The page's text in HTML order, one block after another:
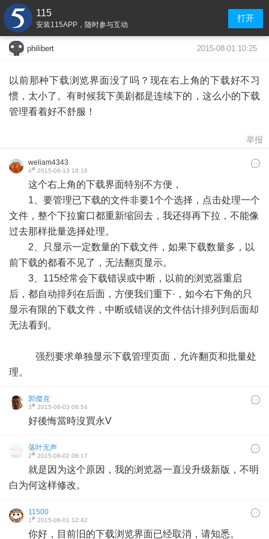
115
安装115APP，随时参与互动
打开
philibert 2015-08-01 10:25
以前那种下载浏览界面没了吗？现在右上角的下载好不习
惯，太小了。有时候我下美剧都是连续下的，这么小的下载
管理看着好不舒服！
举报
weliam4343
4# 2015-08-13 18:16
这个右上角的下载界面特别不方便，
1、要管理已下载的文件非要1个个选择，点击处理一个
文件，整个下拉窗口都重新缩回去，我还得再下拉，不能像
过去那样批量选择处理。
2、只显示一定数量的下载文件，如果下载数量多，以
前下载的都看不见了，无法翻页显示。
3、115经常会下载错误或中断，以前的浏览器重启
后，都自动排列在后面，方便我们重下·，如今右下角的只
显示有限的下载文件，中断或错误的文件估计排列到后面却
无法看到。
强烈要求单独显示下载管理页面，允许翻页和批量处
理。
郭傑克
3# 2015-08-03 06:54
好後悔當時沒買永V
落叶无声
2# 2015-08-02 06:17
就是因为这个原因，我的浏览器一直没升级新版，不明
白为何这样修改。
11500
1# 2015-08-01 12:42
你好，目前旧的下载浏览界面已经取消，请知悉。